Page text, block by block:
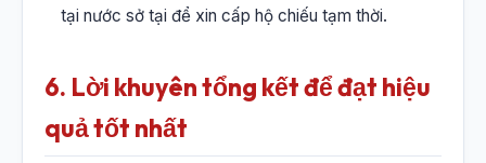
tại nước sở tại để xin cấp hộ chiếu tạm thời.
6. Lời khuyên tổng kết để đạt hiệu
quả tốt nhất